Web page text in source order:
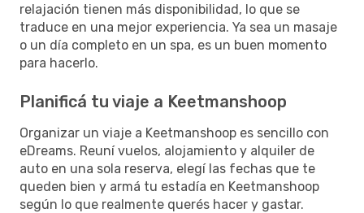
relajación tienen más disponibilidad, lo que se
traduce en una mejor experiencia. Ya sea un masaje
o un día completo en un spa, es un buen momento
para hacerlo.
Planificá tu viaje a Keetmanshoop
Organizar un viaje a Keetmanshoop es sencillo con
eDreams. Reuní vuelos, alojamiento y alquiler de
auto en una sola reserva, elegí las fechas que te
queden bien y armá tu estadía en Keetmanshoop
según lo que realmente querés hacer y gastar.